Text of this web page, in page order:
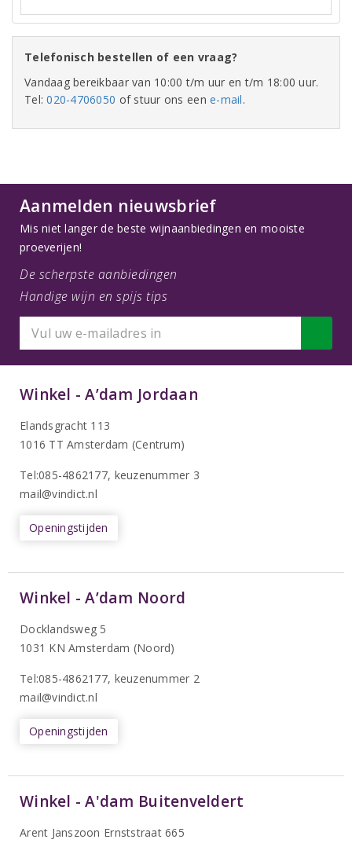
Telefonisch bestellen of een vraag?
Vandaag bereikbaar van 10:00 t/m uur en t/m 18:00 uur.
Tel:020-4706050 of stuur ons eene-mail.
Aanmelden nieuwsbrief
Mis niet langer de beste wijnaanbiedingen en mooiste
proeverijen!
De scherpste aanbiedingen
Handige wijn en spijs tips
Winkel - A’dam Jordaan
Elandsgracht 113
1016 TT Amsterdam (Centrum)
Tel:085-4862177, keuzenummer 3
mail@vindict.nl
Openingstijden
Winkel - A’dam Noord
Docklandsweg 5
1031 KN Amsterdam (Noord)
Tel:085-4862177, keuzenummer 2
mail@vindict.nl
Openingstijden
Winkel - A'dam Buitenveldert
Arent Janszoon Ernststraat 665